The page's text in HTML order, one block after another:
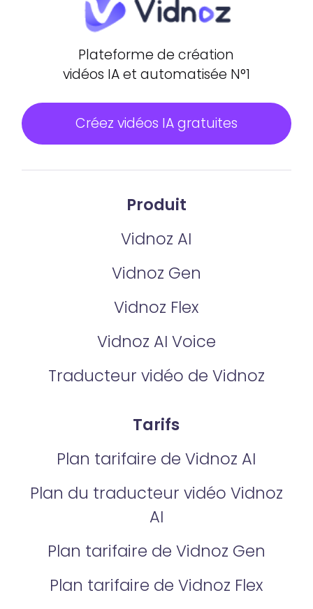
Plateforme de création
vidéos IA et automatisée N°1
Créez vidéos IA gratuites
Produit
Vidnoz AI
Vidnoz Gen
Vidnoz Flex
Vidnoz AI Voice
Traducteur vidéo de Vidnoz
Tarifs
Plan tarifaire de Vidnoz AI
Plan du traducteur vidéo Vidnoz
AI
Plan tarifaire de Vidnoz Gen
Plan tarifaire de Vidnoz Flex